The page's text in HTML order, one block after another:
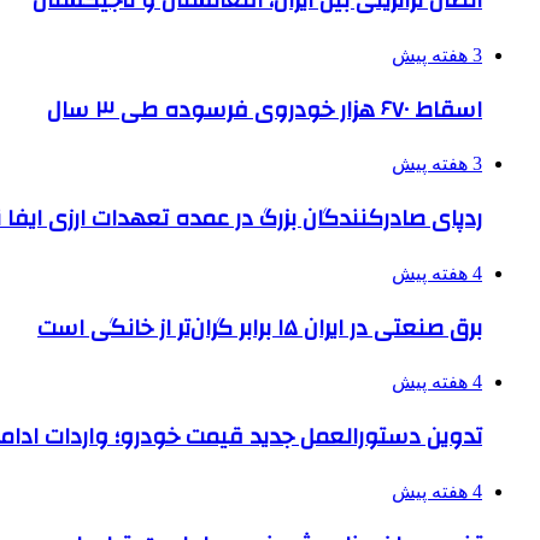
3 هفته پیش
اسقاط ۶۷۰ هزار خودروی فرسوده طی ۳ سال
3 هفته پیش
ردپای صادرکنندگان بزرگ در عمده تعهدات ارزی
4 هفته پیش
برق صنعتی در ایران ۱۵ برابر گران‌تر از خانگی است
4 هفته پیش
تدوین دستورالعمل جدید قیمت خودرو؛ واردات
4 هفته پیش